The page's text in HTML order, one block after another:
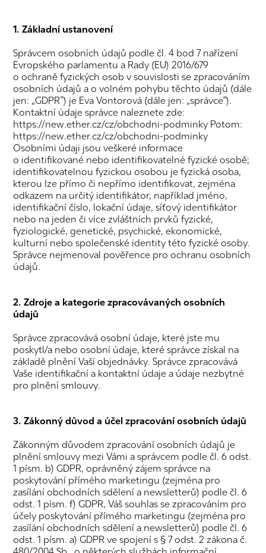
1. Základní ustanovení
Správcem osobních údajů podle čl. 4 bod 7 nařízení
Evropského parlamentu a Rady (EU) 2016/679
o ochraně fyzických osob v souvislosti se zpracováním
osobních údajů a o volném pohybu těchto údajů (dále
jen: „GDPR”) je Eva Vontorová (dále jen: „správce“).
Kontaktní údaje správce naleznete zde:
https://new.ether.cz/cz/obchodni-podminky Potom:
https://new.ether.cz/cz/obchodni-podminky
Osobními údaji jsou veškeré informace
o identifikované nebo identifikovatelné fyzické osobě;
identifikovatelnou fyzickou osobou je fyzická osoba,
kterou lze přímo či nepřímo identifikovat, zejména
odkazem na určitý identifikátor, například jméno,
identifikační číslo, lokační údaje, síťový identifikátor
nebo na jeden či více zvláštních prvků fyzické,
fyziologické, genetické, psychické, ekonomické,
kulturní nebo společenské identity této fyzické osoby.
Správce nejmenoval pověřence pro ochranu osobních
údajů.
2. Zdroje a kategorie zpracovávaných osobních
údajů
Správce zpracovává osobní údaje, které jste mu
poskytl/a nebo osobní údaje, které správce získal na
základě plnění Vaší objednávky. Správce zpracovává
Vaše identifikační a kontaktní údaje a údaje nezbytné
pro plnění smlouvy.
3. Zákonný důvod a účel zpracování osobních údajů
Zákonným důvodem zpracování osobních údajů je
plnění smlouvy mezi Vámi a správcem podle čl. 6 odst.
1 písm. b) GDPR, oprávněný zájem správce na
poskytování přímého marketingu (zejména pro
zasílání obchodních sdělení a newsletterů) podle čl. 6
odst. 1 písm. f) GDPR, Váš souhlas se zpracováním pro
účely poskytování přímého marketingu (zejména pro
zasílání obchodních sdělení a newsletterů) podle čl. 6
odst. 1 písm. a) GDPR ve spojení s § 7 odst. 2 zákona č.